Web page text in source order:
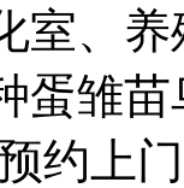
室、
蛋雏
约上